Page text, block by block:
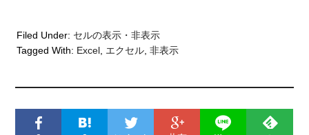
Filed Under: セルの表示・非表示
Tagged With: Excel エクセル ,非表示